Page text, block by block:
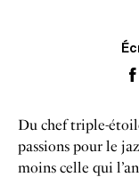
Du chef triple-
passions pour le
moins celle qui